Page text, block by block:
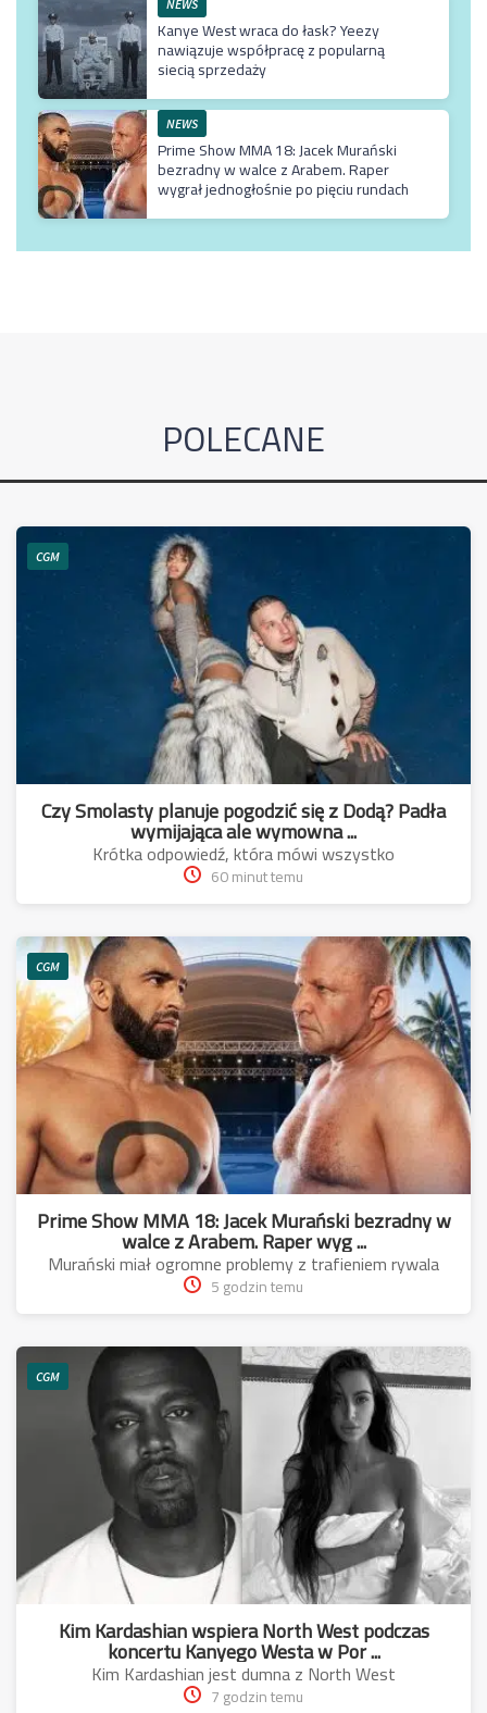
NEWS
Kanye West wraca do łask? Yeezy
nawiązuje współpracę z popularną
siecią sprzedaży
NEWS
Prime Show MMA 18: Jacek Murański
bezradny w walce z Arabem. Raper
wygrał jednogłośnie po pięciu rundach
POLECANE
CGM
Czy Smolasty planuje pogodzić się z Dodą? Padła
wymijająca ale wymowna ...
Krótka odpowiedź, która mówi wszystko
60 minut temu
CGM
Prime Show MMA 18: Jacek Murański bezradny w
walce z Arabem. Raper wyg ...
Murański miał ogromne problemy z trafieniem rywala
5 godzin temu
CGM
Kim Kardashian wspiera North West podczas
koncertu Kanyego Westa w Por ...
Kim Kardashian jest dumna z North West
7 godzin temu